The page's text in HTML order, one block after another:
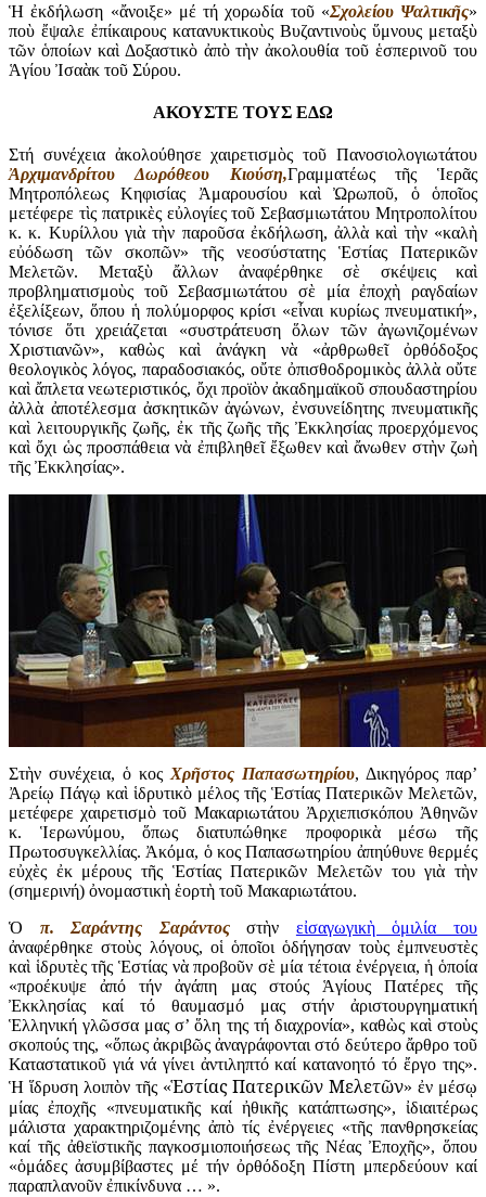
Ἡ ἐκδήλωση «ἄνοιξε» μέ τή χορωδία τοῦ «Σχολείου Ψαλτικῆς»
ποὺ ἔψαλε ἐπίκαιρους κατανυκτικοὺς Βυζαντινοὺς ὕμνους μεταξὺ
τῶν ὁποίων καὶ Δοξαστικὸ ἀπὸ τὴν ἀκολουθία τοῦ ἑσπερινοῦ του
Ἁγίου Ἰσαὰκ τοῦ Σύρου.
ΑΚΟΥΣΤΕ ΤΟΥΣ ΕΔΩ
Στή συνέχεια ἀκολούθησε χαιρετισμὸς τοῦ Πανοσιολογιωτάτου
Ἀρχιμανδρίτου Δωρόθεου Κιούση,Γραμματέως τῆς Ἱερᾶς
Μητροπόλεως Κηφισίας Ἀμαρουσίου καὶ Ὠρωποῦ, ὁ ὁποῖος
μετέφερε τὶς πατρικὲς εὐλογίες τοῦ Σεβασμιωτάτου Μητροπολίτου
κ. κ. Κυρίλλου γιὰ τὴν παροῦσα ἐκδήλωση, ἀλλὰ καὶ τὴν «καλὴ
εὐόδωση τῶν σκοπῶν» τῆς νεοσύστατης Ἑστίας Πατερικῶν
Μελετῶν. Μεταξὺ ἄλλων ἀναφέρθηκε σὲ σκέψεις καὶ
προβληματισμοὺς τοῦ Σεβασμιωτάτου σὲ μία ἐποχὴ ραγδαίων
ἐξελίξεων, ὅπου ἡ πολύμορφος κρίσι «εἶναι κυρίως πνευματική»,
τόνισε ὅτι χρειάζεται «συστράτευση ὅλων τῶν ἀγωνιζομένων
Χριστιανῶν», καθὼς καὶ ἀνάγκη νὰ «ἀρθρωθεῖ ὀρθόδοξος
θεολογικὸς λόγος, παραδοσιακός, οὔτε ὀπισθοδρομικὸς ἀλλὰ οὔτε
καὶ ἄπλετα νεωτεριστικός, ὄχι προϊὸν ἀκαδημαϊκοῦ σπουδαστηρίου
ἀλλὰ ἀποτέλεσμα ἀσκητικῶν ἀγώνων, ἐνσυνείδητης πνευματικῆς
καὶ λειτουργικῆς ζωῆς, ἐκ τῆς ζωῆς τῆς Ἐκκλησίας προερχόμενος
καὶ ὄχι ὡς προσπάθεια νὰ ἐπιβληθεῖ ἔξωθεν καὶ ἄνωθεν στὴν ζωὴ
τῆς Ἐκκλησίας».
Στὴν συνέχεια, ὁ κοςΧρῆστος Παπασωτηρίου, Δικηγόρος παρ’
Ἀρείῳ Πάγῳ καὶ ἱδρυτικὸ μέλος τῆς Ἑστίας Πατερικῶν Μελετῶν,
μετέφερε χαιρετισμὸ τοῦ Μακαριωτάτου Ἀρχιεπισκόπου Ἀθηνῶν
κ. Ἱερωνύμου, ὅπως διατυπώθηκε προφορικὰ μέσω τῆς
Πρωτοσυγκελλίας. Ἀκόμα, ὁ κος Παπασωτηρίου ἀπηύθυνε θερμές
εὐχὲς ἐκ μέρους τῆς Ἑστίας Πατερικῶν Μελετῶν του γιὰ τὴν
(σημερινή) ὀνομαστικὴ ἑορτὴ τοῦ Μακαριωτάτου.
Ὁ π. Σαράντης Σαράντοςστὴν εἰσαγωγικὴ ὁμιλία του
ἀναφέρθηκε στοὺς λόγους, οἱ ὁποῖοι ὁδήγησαν τοὺς ἐμπνευστὲς
καὶ ἱδρυτὲς τῆς Ἑστίας νὰ προβοῦν σὲ μία τέτοια ἐνέργεια, ἡ ὁποία
«προέκυψε ἀπό τήν ἀγάπη μας στούς Ἁγίους Πατέρες τῆς
Ἐκκλησίας καί τό θαυμασμό μας στήν ἀριστουργηματική
Ἑλληνική γλῶσσα μας σ’ ὅλη της τή διαχρονία», καθὼς καὶ στοὺς
σκοπούς της, «ὅπως ἀκριβῶς ἀναγράφονται στό δεύτερο ἄρθρο τοῦ
Καταστατικοῦ γιά νά γίνει ἀντιληπτό καί κατανοητό τό ἔργο της».
Ἡ ἵδρυση λοιπὸν τῆς «Ἑστίας Πατερικῶν Μελετῶν» ἐν μέσῳ
μίας ἐποχῆς «πνευματικῆς καί ἠθικῆς κατάπτωσης», ἰδιαιτέρως
μάλιστα χαρακτηριζομένης ἀπὸ τίς ἐνέργειες «τῆς πανθρησκείας
καί τῆς ἀθεϊστικῆς παγκοσμιοποιήσεως τῆς Νέας Ἐποχῆς», ὅπου
«ὁμάδες ἀσυμβίβαστες μέ τήν ὀρθόδοξη Πίστη μπερδεύουν καί
παραπλανοῦν ἐπικίνδυνα … ».